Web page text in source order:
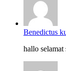
Benedictus
hallo